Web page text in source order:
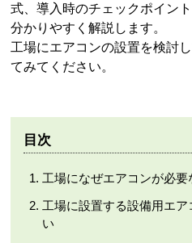
式、導入時のチェックポイン
分かりやすく解説します。
工場にエアコンの設置を検討
てみてください。
目次
工場になぜエアコンが必要
工場に設置する設備用エ
い